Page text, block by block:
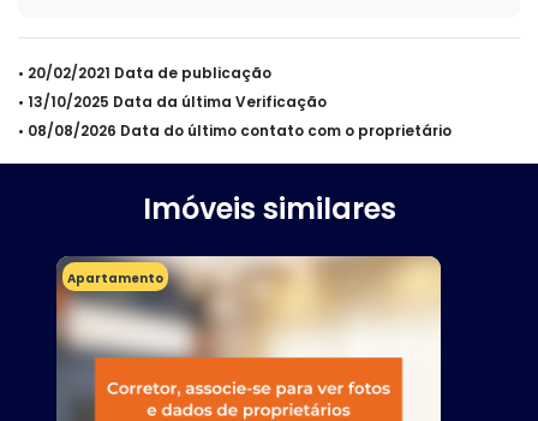
• 20/02/2021 Data de publicação
• 13/10/2025 Data da última Verificação
• 08/08/2026 Data do último contato com o proprietário
Imóveis similares
Apartamento